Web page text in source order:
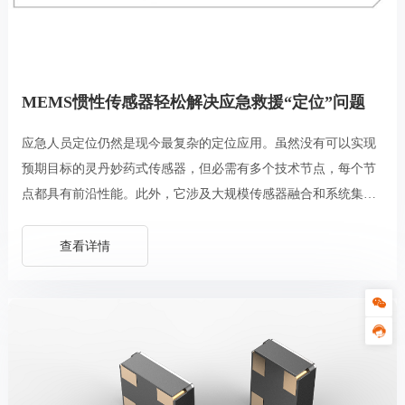
MEMS惯性传感器轻松解决应急救援“定位”问题
应急人员定位仍然是现今最复杂的定位应用。虽然没有可以实现
预期目标的灵丹妙药式传感器，但必需有多个技术节点，每个节
点都具有前沿性能。此外，它涉及大规模传感器融合和系统集成
查看详情